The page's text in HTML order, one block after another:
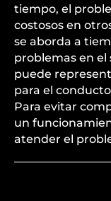
tiempo, el
costosos en
se aborda a
problemas en
puede
para el
Para evitar
un
atender el